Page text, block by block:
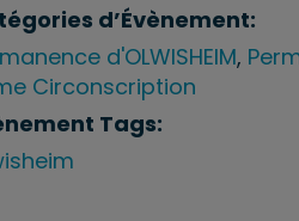
d’Évènement:
d'OLWISHEIM,
Circonscription
Tags: